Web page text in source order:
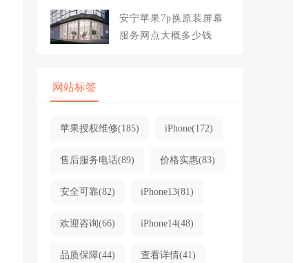
安宁苹果7p换原装屏幕
服务网点大概多少钱
网站标签
苹果授权维修(185) iPhone(172)
售后服务电话(89) 价格实惠(83)
安全可靠(82) iPhone13(81)
欢迎咨询(66) iPhone14(48)
品质保障(44) 查看详情(41)